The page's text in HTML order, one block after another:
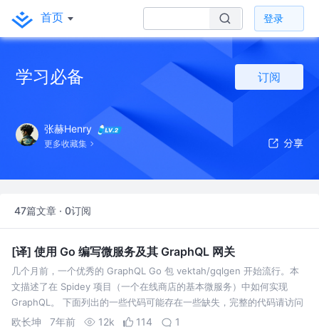
首页 登录
学习必备 订阅
张赫Henry
更多收藏集
47篇文章 · 0订阅
[译] 使用 Go 编写微服务及其 GraphQL 网关
几个月前，一个优秀的 GraphQL Go 包 vektah/gqlgen 开始流行。本
文描述了在 Spidey 项目（一个在线商店的基本微服务）中如何实现
GraphQL。 下面列出的一些代码可能存在一些缺失，完整的代码请访问
GitHub。 Spidey 包含了三个不同的服…
欧长坤 7年前 12k 114 1